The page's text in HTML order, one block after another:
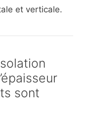
et verticale.
sont